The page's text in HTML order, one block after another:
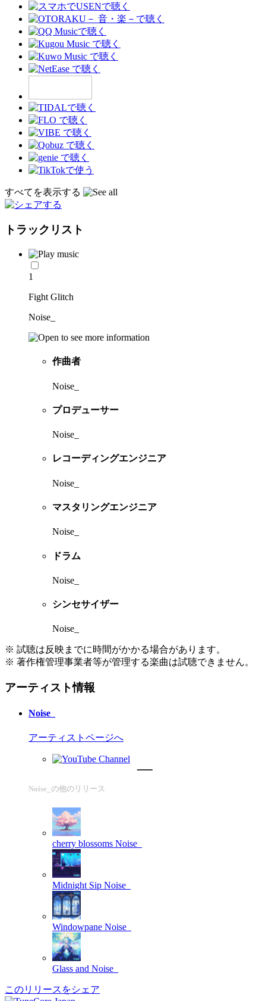
すべてを表示する
トラックリスト
1
Fight Glitch
Noise_
作曲者
Noise_
プロデューサー
Noise_
レコーディングエンジニア
Noise_
マスタリングエンジニア
Noise_
ドラム
Noise_
シンセサイザー
Noise_
※ 試聴は反映までに時間がかかる場合があります。
※ 著作権管理事業者等が管理する楽曲は試聴できません。
アーティスト情報
Noise_
アーティストページへ
Noise_の他のリリース
cherry blossoms Noise_
Midnight Sip Noise_
Windowpane Noise_
Glass and Noise_
このリリースをシェア